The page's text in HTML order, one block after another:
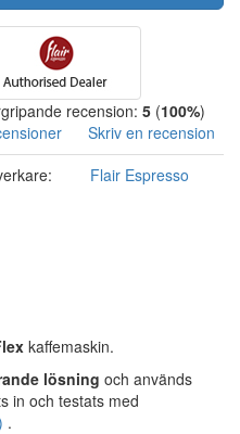
recension: 5 (100%)
Skriv en recension
Flair Espresso
kaffemaskin.
lösning och används
in och testats med
.